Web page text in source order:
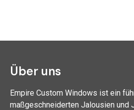
Über uns
Empire Custom Windows ist ein
maßgeschneiderten Jalousien und